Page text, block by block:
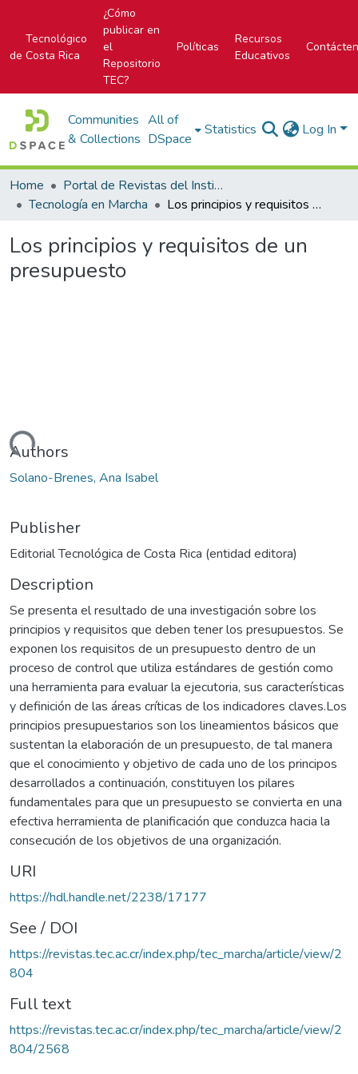
Tecnológico
de Costa Rica
¿Cómo
publicar en
el
Repositorio
TEC?
Políticas
Recursos
Educativos
Communities
& Collections
All of
DSpace
Statistics Log In
Home
Portal de Revistas del Instituto Tecnológico de Costa Rica
Tecnología en Marcha
Los principios y requisitos de un presupuesto
Los principios y requisitos de un
presupuesto
Authors
Solano-Brenes, Ana Isabel
Publisher
Editorial Tecnológica de Costa Rica (entidad editora)
Description
Se presenta el resultado de una investigación sobre los
principios y requisitos que deben tener los presupuestos. Se
exponen los requisitos de un presupuesto dentro de un
proceso de control que utiliza estándares de gestión como
una herramienta para evaluar la ejecutoria, sus características
y definición de las áreas críticas de los indicadores claves.Los
principios presupuestarios son los lineamientos básicos que
sustentan la elaboración de un presupuesto, de tal manera
que el conocimiento y objetivo de cada uno de los principos
desarrollados a continuación, constituyen los pilares
fundamentales para que un presupuesto se convierta en una
efectiva herramienta de planificación que conduzca hacia la
consecución de los objetivos de una organización.
URI
https://hdl.handle.net/2238/17177
See / DOI
https://revistas.tec.ac.cr/index.php/tec_marcha/article/view/2
804
Full text
https://revistas.tec.ac.cr/index.php/tec_marcha/article/view/2
804/2568